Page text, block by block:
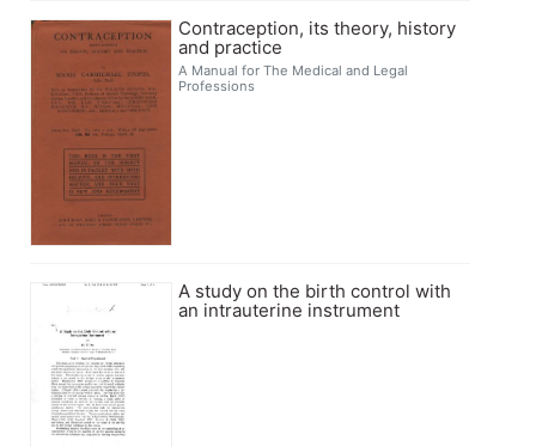
Contraception, its theory, history
and practice
A Manual for The Medical and Legal
Professions
A study on the birth control with
an intrauterine instrument